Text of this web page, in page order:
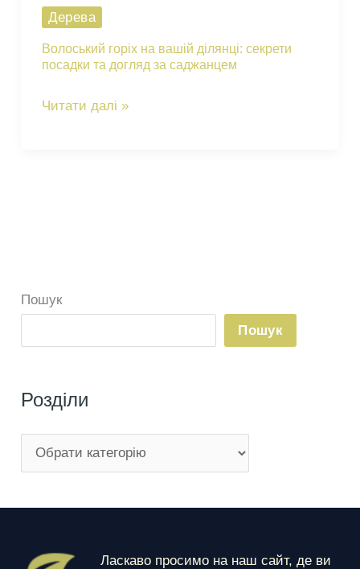
Дерева
Волоський горіх на вашій ділянці: секрети
посадки та догляд за саджанцем
Волоський
догляд
Читати далі »
Пошук
Пошук
Розділи
о
Ласкаво просимо на наш сайт, де ви